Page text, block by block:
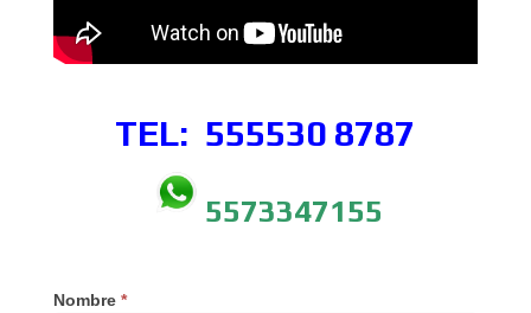
TEL: 555530 8787
5573347155
Nombre *